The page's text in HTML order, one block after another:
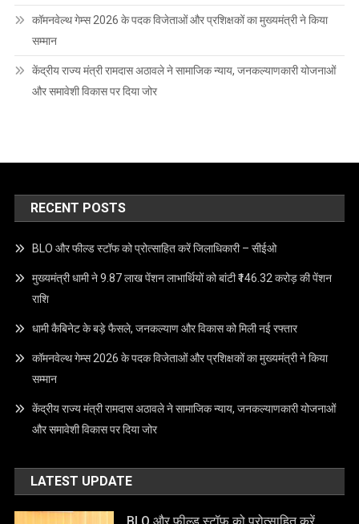
कॉमनवेल्थ गेम्स 2026 के पदक विजेताओं और प्रशिक्षकों का मुख्यमंत्री ने किया
सम्मान
केंद्रीय राज्य मंत्री रामदास अठावले ने सामाजिक न्याय, जनकल्याणकारी योजनाओं
और समावेशी विकास पर दिया जोर
RECENT POSTS
BLO और फील्ड स्टॉफ को प्रोत्साहित करें जिलाधिकारी – सीईओ
मुख्यमंत्री धामी ने 9.87 लाख पेंशन लाभार्थियों को बांटी ₹146.32 करोड़ की पेंशन
राशि
धामी कैबिनेट के बड़े फैसले, जनकल्याण और विकास को मिली नई रफ्तार
कॉमनवेल्थ गेम्स 2026 के पदक विजेताओं और प्रशिक्षकों का मुख्यमंत्री ने किया
सम्मान
केंद्रीय राज्य मंत्री रामदास अठावले ने सामाजिक न्याय, जनकल्याणकारी योजनाओं
और समावेशी विकास पर दिया जोर
LATEST UPDATE